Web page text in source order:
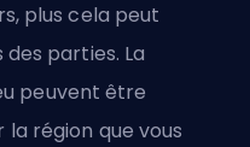
plus cela peut
parties. La
peuvent être
région que vous